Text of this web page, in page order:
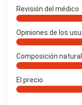
Revisión del médico
Opiniones de los
Composición natural
El precio